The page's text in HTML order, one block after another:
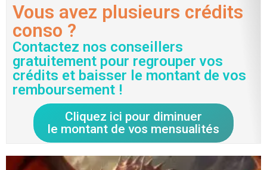
Vous avez plusieurs crédits
conso ?
Contactez nos conseillers
gratuitement pour regrouper vos
crédits et baisser le montant de vos
remboursement !
Cliquez ici pour diminuer
le montant de vos mensualités